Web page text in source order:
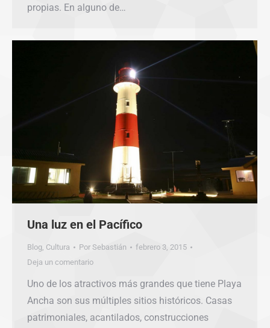
propias. En alguno de…
Una luz en el Pacífico
Blog, Cultura Por Sebastián
febrero 3, 2015
Deja un comentario
Uno de los atractivos más grandes que tiene Playa
Ancha son sus múltiples sitios históricos. Casas
patrimoniales, acantilados, construcciones